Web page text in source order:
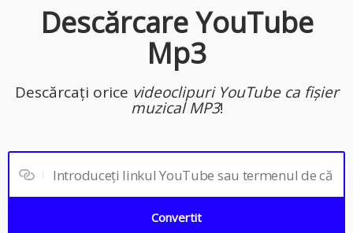
Descărcare YouTube
Mp3
Descărcați orice videoclipuri YouTube ca fișier
muzical MP3!
Convertit